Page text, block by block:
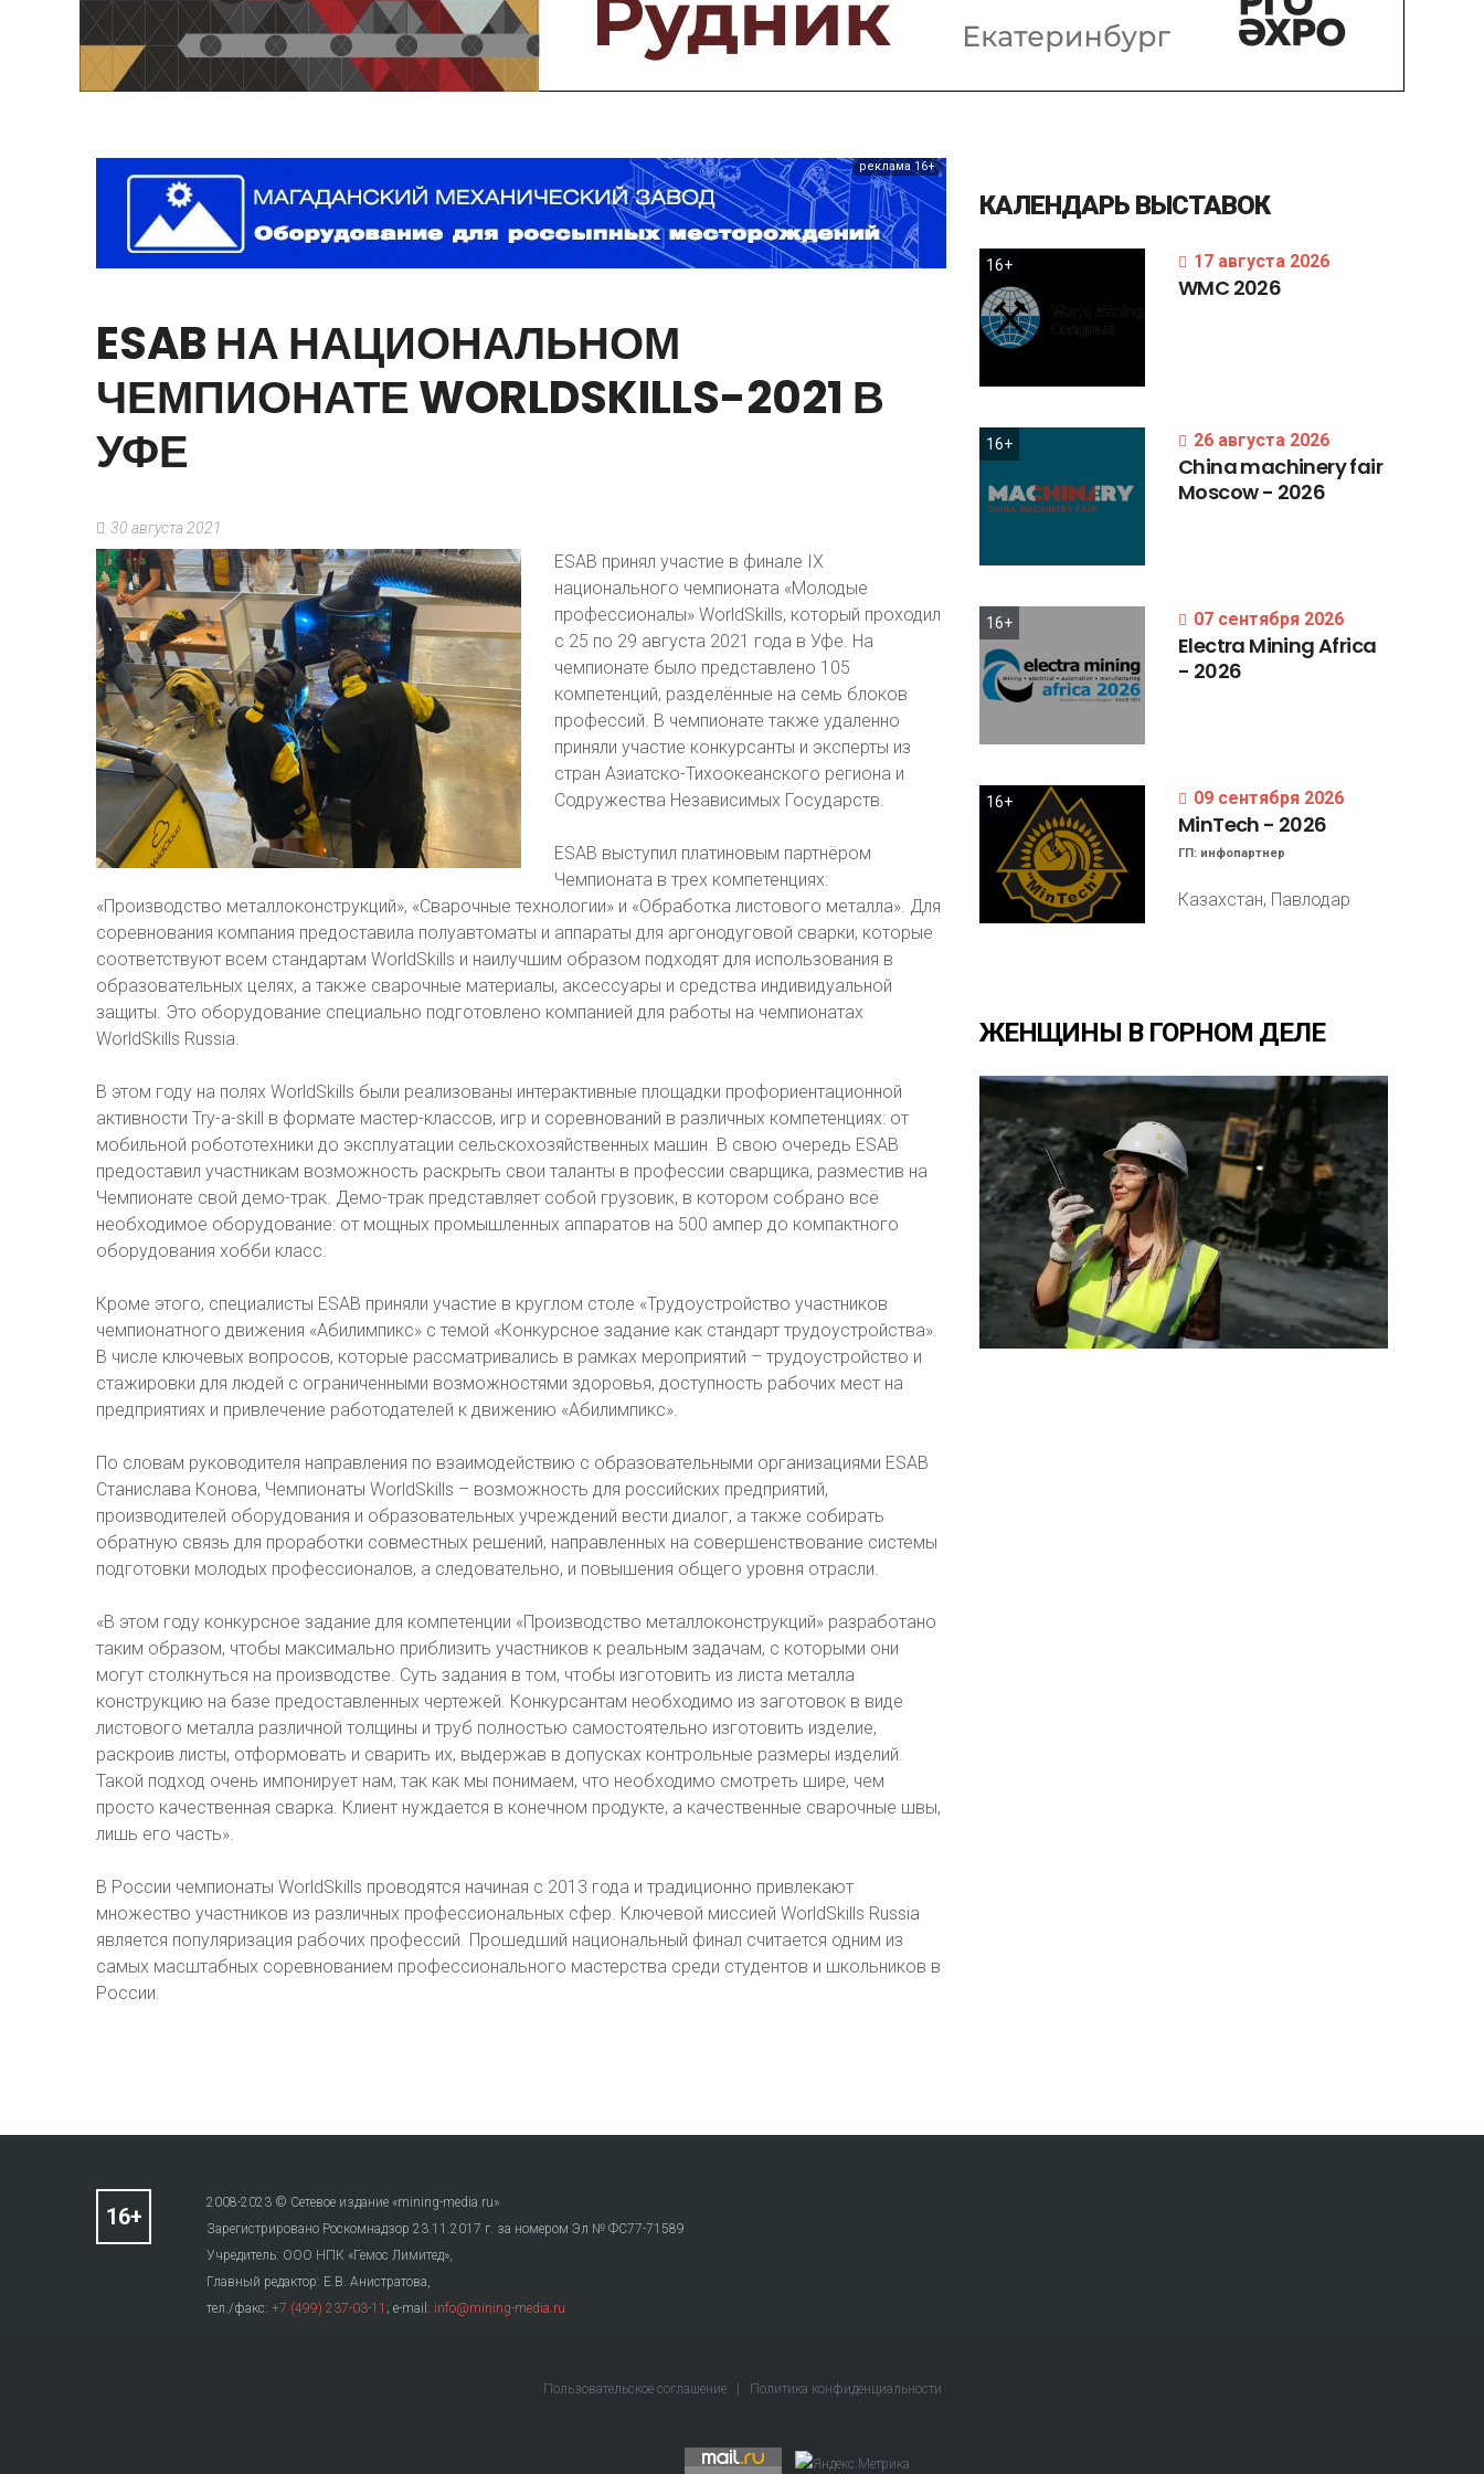
Предприятия и компании
Интервью
Выставки, Конференции
реклама 16+
ESABНАНАЦИОНАЛЬНОМ
ЧЕМПИОНАТЕWORLDSKILLS-2021 В
УФЕ
30 августа 2021
ESAB принял участие в финале IX
национального чемпионата «Молодые
профессионалы» WorldSkills, который проходил
с 25 по 29 августа 2021 года в Уфе. На
чемпионате было представлено 105
компетенций, разделённые на семь блоков
профессий. В чемпионате также удаленно
приняли участие конкурсанты и эксперты из
стран Азиатско-Тихоокеанского региона и
Содружества Независимых Государств.
ESAB выступил платиновым партнёром
Чемпионата в трех компетенциях:
«Производство металлоконструкций», «Сварочные технологии» и «Обработка листового металла». Для
соревнования компания предоставила полуавтоматы и аппараты для аргонодуговой сварки, которые
соответствуют всем стандартам WorldSkills и наилучшим образом подходят для использования в
образовательных целях, а также сварочные материалы, аксессуары и средства индивидуальной
защиты. Это оборудование специально подготовлено компанией для работы на чемпионатах
WorldSkills Russia.
В этом году на полях WorldSkills были реализованы интерактивные площадки профориентационной
активности Try-a-skill в формате мастер-классов, игр и соревнований в различных компетенциях: от
мобильной робототехники до эксплуатации сельскохозяйственных машин. В свою очередь ESAB
предоставил участникам возможность раскрыть свои таланты в профессии сварщика, разместив на
Чемпионате свой демо-трак. Демо-трак представляет собой грузовик, в котором собрано всё
необходимое оборудование: от мощных промышленных аппаратов на 500 ампер до компактного
оборудования хобби класс.
Кроме этого, специалисты ESAB приняли участие в круглом столе «Трудоустройство участников
чемпионатного движения «Абилимпикс» с темой «Конкурсное задание как стандарт трудоустройства».
В числе ключевых вопросов, которые рассматривались в рамках мероприятий – трудоустройство и
стажировки для людей с ограниченными возможностями здоровья, доступность рабочих мест на
предприятиях и привлечение работодателей к движению «Абилимпикс».
По словам руководителя направления по взаимодействию с образовательными организациями ESAB
Станислава Конова, Чемпионаты WorldSkills – возможность для российских предприятий,
производителей оборудования и образовательных учреждений вести диалог, а также собирать
обратную связь для проработки совместных решений, направленных на совершенствование системы
подготовки молодых профессионалов, а следовательно, и повышения общего уровня отрасли.
«В этом году конкурсное задание для компетенции «Производство металлоконструкций» разработано
таким образом, чтобы максимально приблизить участников к реальным задачам, с которыми они
могут столкнуться на производстве. Суть задания в том, чтобы изготовить из листа металла
конструкцию на базе предоставленных чертежей. Конкурсантам необходимо из заготовок в виде
листового металла различной толщины и труб полностью самостоятельно изготовить изделие,
раскроив листы, отформовать и сварить их, выдержав в допусках контрольные размеры изделий.
Такой подход очень импонирует нам, так как мы понимаем, что необходимо смотреть шире, чем
просто качественная сварка. Клиент нуждается в конечном продукте, а качественные сварочные швы,
лишь его часть».
В России чемпионаты WorldSkills проводятся начиная с 2013 года и традиционно привлекают
множество участников из различных профессиональных сфер. Ключевой миссией WorldSkills Russia
является популяризация рабочих профессий. Прошедший национальный финал считается одним из
самых масштабных соревнованием профессионального мастерства среди студентов и школьников в
России.
КАЛЕНДАРЬ ВЫСТАВОК
16+ 17 августа 2026
WMC 2026
16+ 26 августа 2026
Chinamachineryfair
Moscow- 2026
16+ 07 сентября 2026
Electra MiningAfrica
- 2026
16+ 09 сентября 2026
MinTech - 2026
ГП: инфопартнер
Казахстан, Павлодар
ЖЕНЩИНЫ В ГОРНОМ ДЕЛЕ
2008-2023 © Сетевое издание «mining-media.ru»
Зарегистрировано Роскомнадзор 23.11.2017 г. за номером Эл № ФС77-71589
Учредитель: ООО НПК «Гемос Лимитед»,
Главный редактор: Е.В. Анистратова,
тел./факс: +7 (499) 237-03-11 ; e-mail: info@mining-media.ru
Пользовательское соглашение Политика конфиденциальности